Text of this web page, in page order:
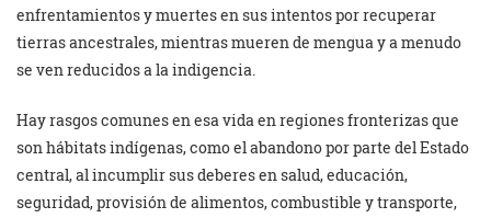
enfrentamientos y muertes en sus intentos por recuperar
tierras ancestrales, mientras mueren de mengua y a menudo
se ven reducidos a la indigencia.
Hay rasgos comunes en esa vida en regiones fronterizas que
son hábitats indígenas, como el abandono por parte del Estado
central, al incumplir sus deberes en salud, educación,
seguridad, provisión de alimentos, combustible y transporte,